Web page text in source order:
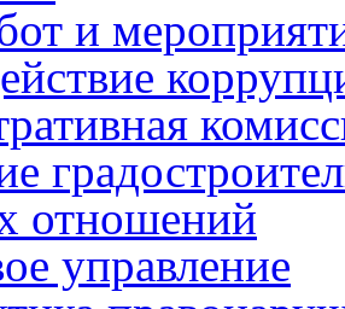
и
отношений
управление